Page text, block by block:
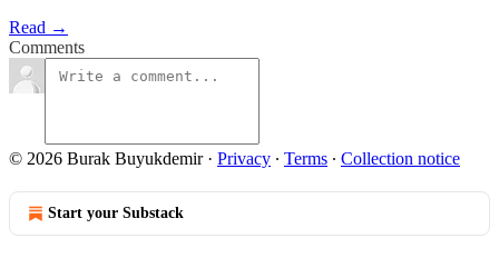
Read →
Comments
© 2026 Burak Buyukdemir· Privacy ∙ Terms ∙ Collection notice
Start your Substack